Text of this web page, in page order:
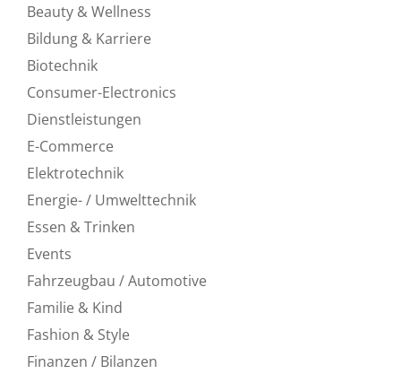
Beauty & Wellness
Bildung & Karriere
Biotechnik
Consumer-Electronics
Dienstleistungen
E-Commerce
Elektrotechnik
Energie- / Umwelttechnik
Essen & Trinken
Events
Fahrzeugbau / Automotive
Familie & Kind
Fashion & Style
Finanzen / Bilanzen